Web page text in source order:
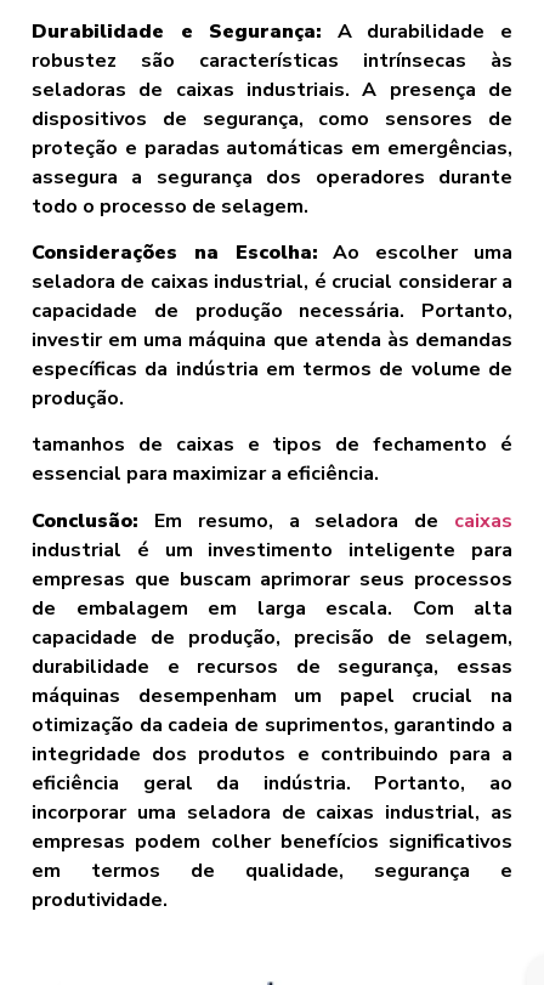
Durabilidade e Segurança: A durabilidade e
robustez são características intrínsecas às
seladoras de caixas industriais. A presença de
dispositivos de segurança, como sensores de
proteção e paradas automáticas em emergências,
assegura a segurança dos operadores durante
todo o processo de selagem.
Considerações na Escolha: Ao escolher uma
seladora de caixas industrial, é crucial considerar a
capacidade de produção necessária. Portanto,
investir em uma máquina que atenda às demandas
específicas da indústria em termos de volume de
produção.
tamanhos de caixas e tipos de fechamento é
essencial para maximizar a eficiência.
Conclusão: Em resumo, a seladora de caixas
industrial é um investimento inteligente para
empresas que buscam aprimorar seus processos
de embalagem em larga escala. Com alta
capacidade de produção, precisão de selagem,
durabilidade e recursos de segurança, essas
máquinas desempenham um papel crucial na
otimização da cadeia de suprimentos, garantindo a
integridade dos produtos e contribuindo para a
eficiência geral da indústria. Portanto, ao
incorporar uma seladora de caixas industrial, as
empresas podem colher benefícios significativos
em termos de qualidade, segurança e
produtividade.